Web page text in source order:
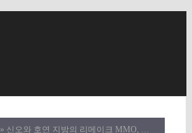
» 신오와 호연 지방의 리메이크 MMO, 스위치에서 개발 중